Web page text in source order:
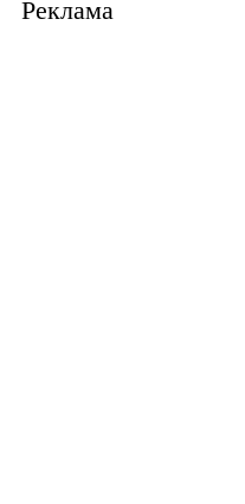
Реклама